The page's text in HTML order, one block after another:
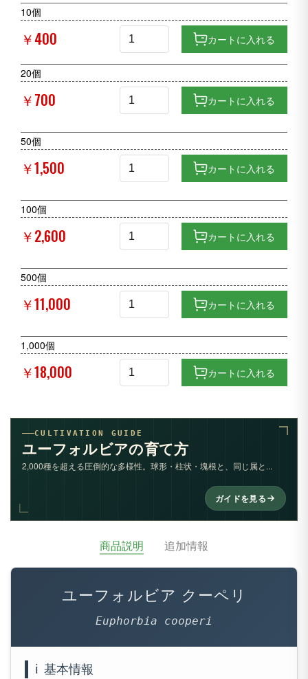
10個
￥400 カートに入れる
20個
￥700 カートに入れる
50個
￥1,500 カートに入れる
100個
￥2,600 カートに入れる
500個
￥11,000 カートに入れる
1,000個
￥18,000 カートに入れる
CULTIVATION GUIDE
ユーフォルビアの育て方
2,000種を超える圧倒的な多様性。球形・柱状・塊根と、同じ属と...
ガイドを見る
商品説明 追加情報
ユーフォルビア クーペリ
Euphorbia cooperi
ℹ️ 基本情報